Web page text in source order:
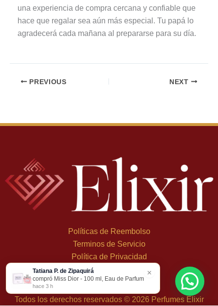
una experiencia de compra cercana y confiable que
hace que regalar sea aún más especial. Tu papá lo
agradecerá cada mañana al prepararse para su día.
PREVIOUS NEXT
Políticas de Reembolso
Terminos de Servicio
Política de Privacidad
+57 324 248 8379
Todos los derechos reservados © 2026 Perfumes Elixir
Tatiana P. de Zipaquirá
compró Miss Dior - 100 ml, Eau de Parfum
hace 3 h
×